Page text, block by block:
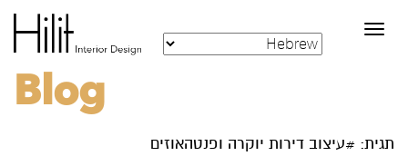
Toggle
navigation
Blog
תגית: #עיצוב דירות יוקרה ופנטהאוזים